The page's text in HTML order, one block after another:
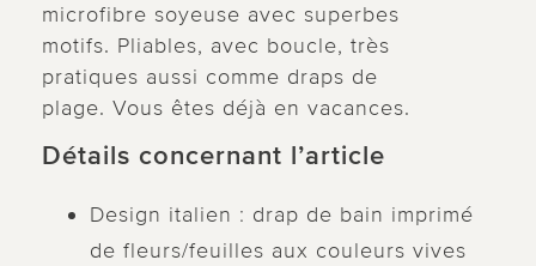
microfibre soyeuse avec superbes
motifs. Pliables, avec boucle, très
pratiques aussi comme draps de
plage. Vous êtes déjà en vacances.
Détails concernant l’article
Design italien : drap de bain imprimé
de fleurs/feuilles aux couleurs vives